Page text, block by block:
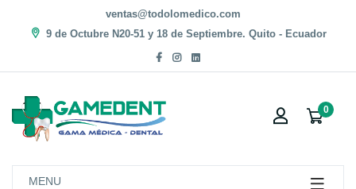
ventas@todolomedico.com
9 de Octubre N20-51 y 18 de Septiembre. Quito - Ecuador
0
MENU